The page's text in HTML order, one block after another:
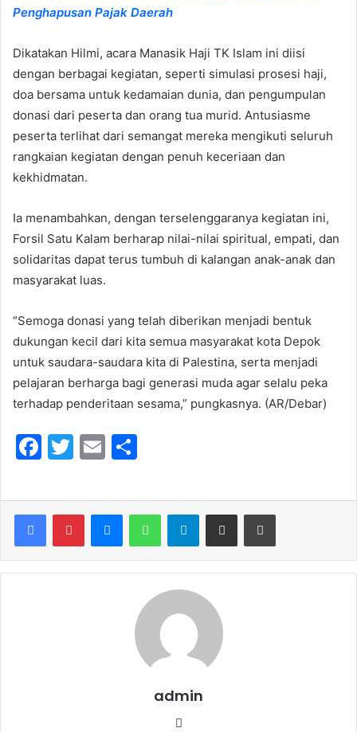
Penghapusan Pajak Daerah
Dikatakan Hilmi, acara Manasik Haji TK Islam ini diisi
dengan berbagai kegiatan, seperti simulasi prosesi haji,
doa bersama untuk kedamaian dunia, dan pengumpulan
donasi dari peserta dan orang tua murid. Antusiasme
peserta terlihat dari semangat mereka mengikuti seluruh
rangkaian kegiatan dengan penuh keceriaan dan
kekhidmatan.
Ia menambahkan, dengan terselenggaranya kegiatan ini,
Forsil Satu Kalam berharap nilai-nilai spiritual, empati, dan
solidaritas dapat terus tumbuh di kalangan anak-anak dan
masyarakat luas.
“Semoga donasi yang telah diberikan menjadi bentuk
dukungan kecil dari kita semua masyarakat kota Depok
untuk saudara-saudara kita di Palestina, serta menjadi
pelajaran berharga bagi generasi muda agar selalu peka
terhadap penderitaan sesama,” pungkasnya. (AR/Debar)
F
c
e
b
o
T
itt
er
E
ai
l
ar
e
Telegram
admin